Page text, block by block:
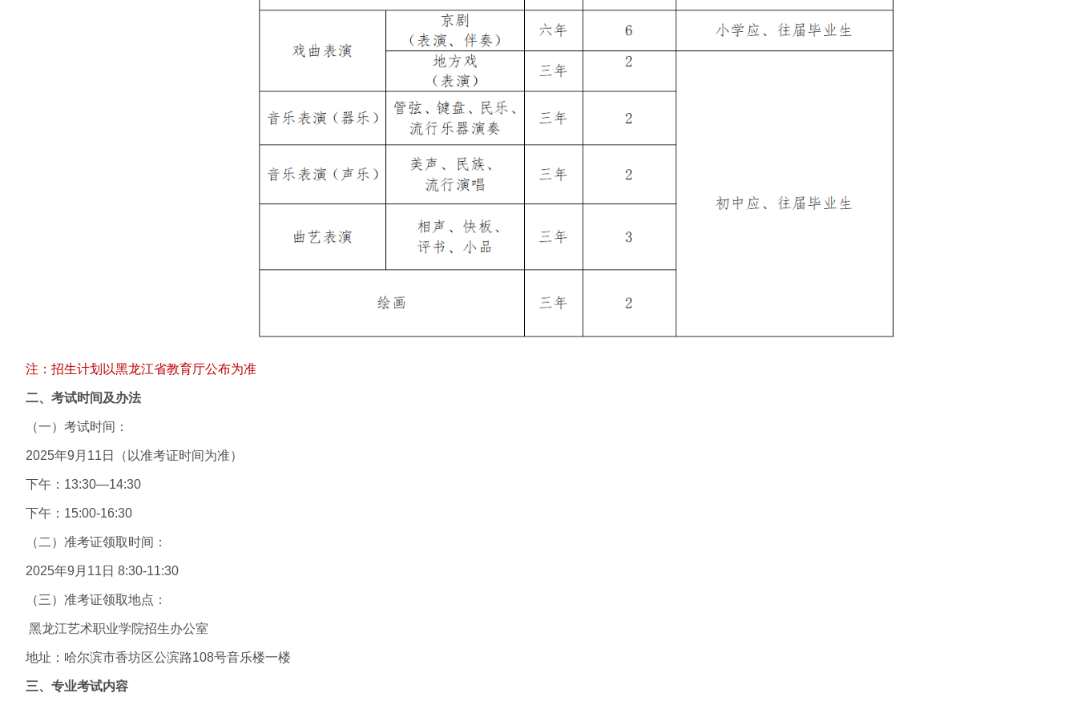
注：招生计划以黑龙江省教育厅公布为准
二、考试时间及办法
（一）考试时间：
2025年9月11日（以准考证时间为准）
下午：13:30—14:30
下午：15:00-16:30
（二）准考证领取时间：
2025年9月11日 8:30-11:30
（三）准考证领取地点：
黑龙江艺术职业学院招生办公室
地址：哈尔滨市香坊区公滨路108号音乐楼一楼
三、专业考试内容